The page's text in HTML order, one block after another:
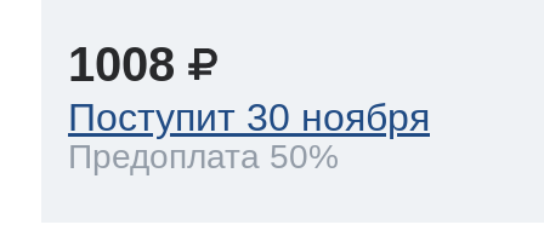
1008
Поступит 30 ноября
Предоплата 50%